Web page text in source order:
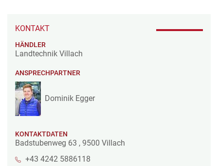
KONTAKT
HÄNDLER
Landtechnik Villach
ANSPRECHPARTNER
Dominik Egger
KONTAKTDATEN
Badstubenweg 63 , 9500 Villach
+43 4242 5886118